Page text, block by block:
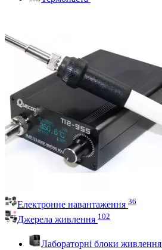
Електронне навантаження 36
Джерела живлення 102
Лабораторні блоки живлення